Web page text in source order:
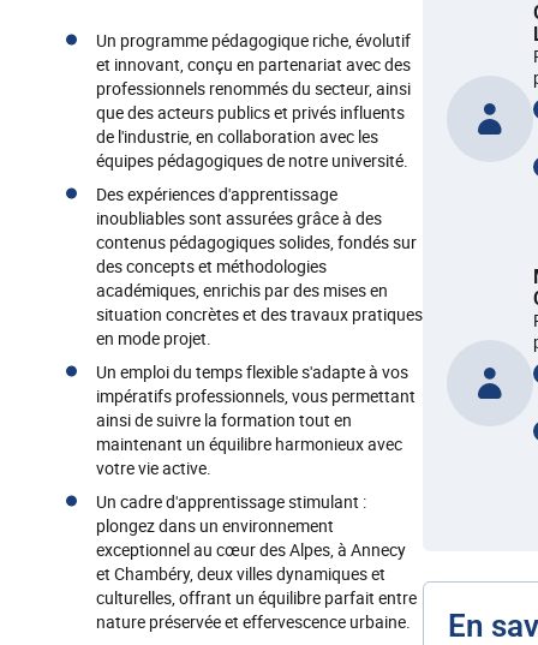
Un programme pédagogique riche, évolutif
et innovant, conçu en partenariat avec des
professionnels renommés du secteur, ainsi
que des acteurs publics et privés influents
de l'industrie, en collaboration avec les
équipes pédagogiques de notre université.
Des expériences d'apprentissage
inoubliables sont assurées grâce à des
contenus pédagogiques solides, fondés sur
des concepts et méthodologies
académiques, enrichis par des mises en
situation concrètes et des travaux pratiques
en mode projet.
Un emploi du temps flexible s'adapte à vos
impératifs professionnels, vous permettant
ainsi de suivre la formation tout en
maintenant un équilibre harmonieux avec
votre vie active.
Un cadre d'apprentissage stimulant :
plongez dans un environnement
exceptionnel au cœur des Alpes, à Annecy
et Chambéry, deux villes dynamiques et
culturelles, offrant un équilibre parfait entre
nature préservée et effervescence urbaine.
En